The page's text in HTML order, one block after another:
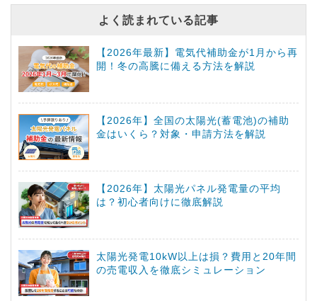
よく読まれている記事
【2026年最新】電気代補助金が1月から再
開！冬の高騰に備える方法を解説
【2026年】全国の太陽光(蓄電池)の補助
金はいくら？対象・申請方法を解説
【2026年】太陽光パネル発電量の平均
は？初心者向けに徹底解説
太陽光発電10kW以上は損？費用と20年間
の売電収入を徹底シミュレーション